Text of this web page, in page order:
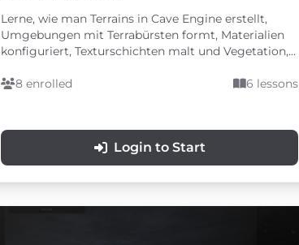
Lerne, wie man Terrains in Cave Engine erstellt,
Umgebungen mit Terrabürsten formt, Materialien
konfiguriert, Texturschichten malt und Vegetation,
und natürlichere 3D-Welten zu bauen.
8 enrolled 6 lessons
Login to Start